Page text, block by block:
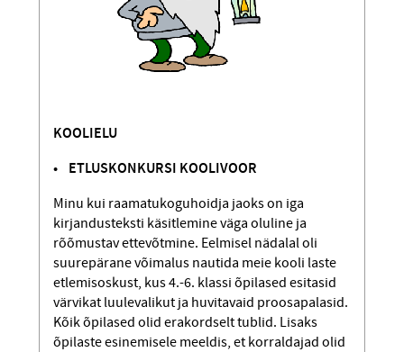
KOOLIELU
• ETLUSKONKURSI KOOLIVOOR
Minu kui raamatukoguhoidja jaoks on iga
kirjandusteksti käsitlemine väga oluline ja
rõõmustav ettevõtmine. Eelmisel nädalal oli
suurepärane võimalus nautida meie kooli laste
etlemisoskust, kus 4.-6. klassi õpilased esitasid
värvikat luulevalikut ja huvitavaid proosapalasid.
Kõik õpilased olid era­kordselt tublid. Lisaks
õpilaste esinemisele meeldis, et korraldajad olid